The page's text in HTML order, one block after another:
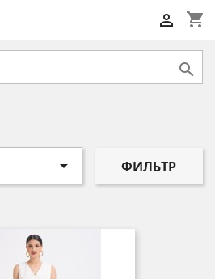
shopping_cart


 ФИЛЬТР